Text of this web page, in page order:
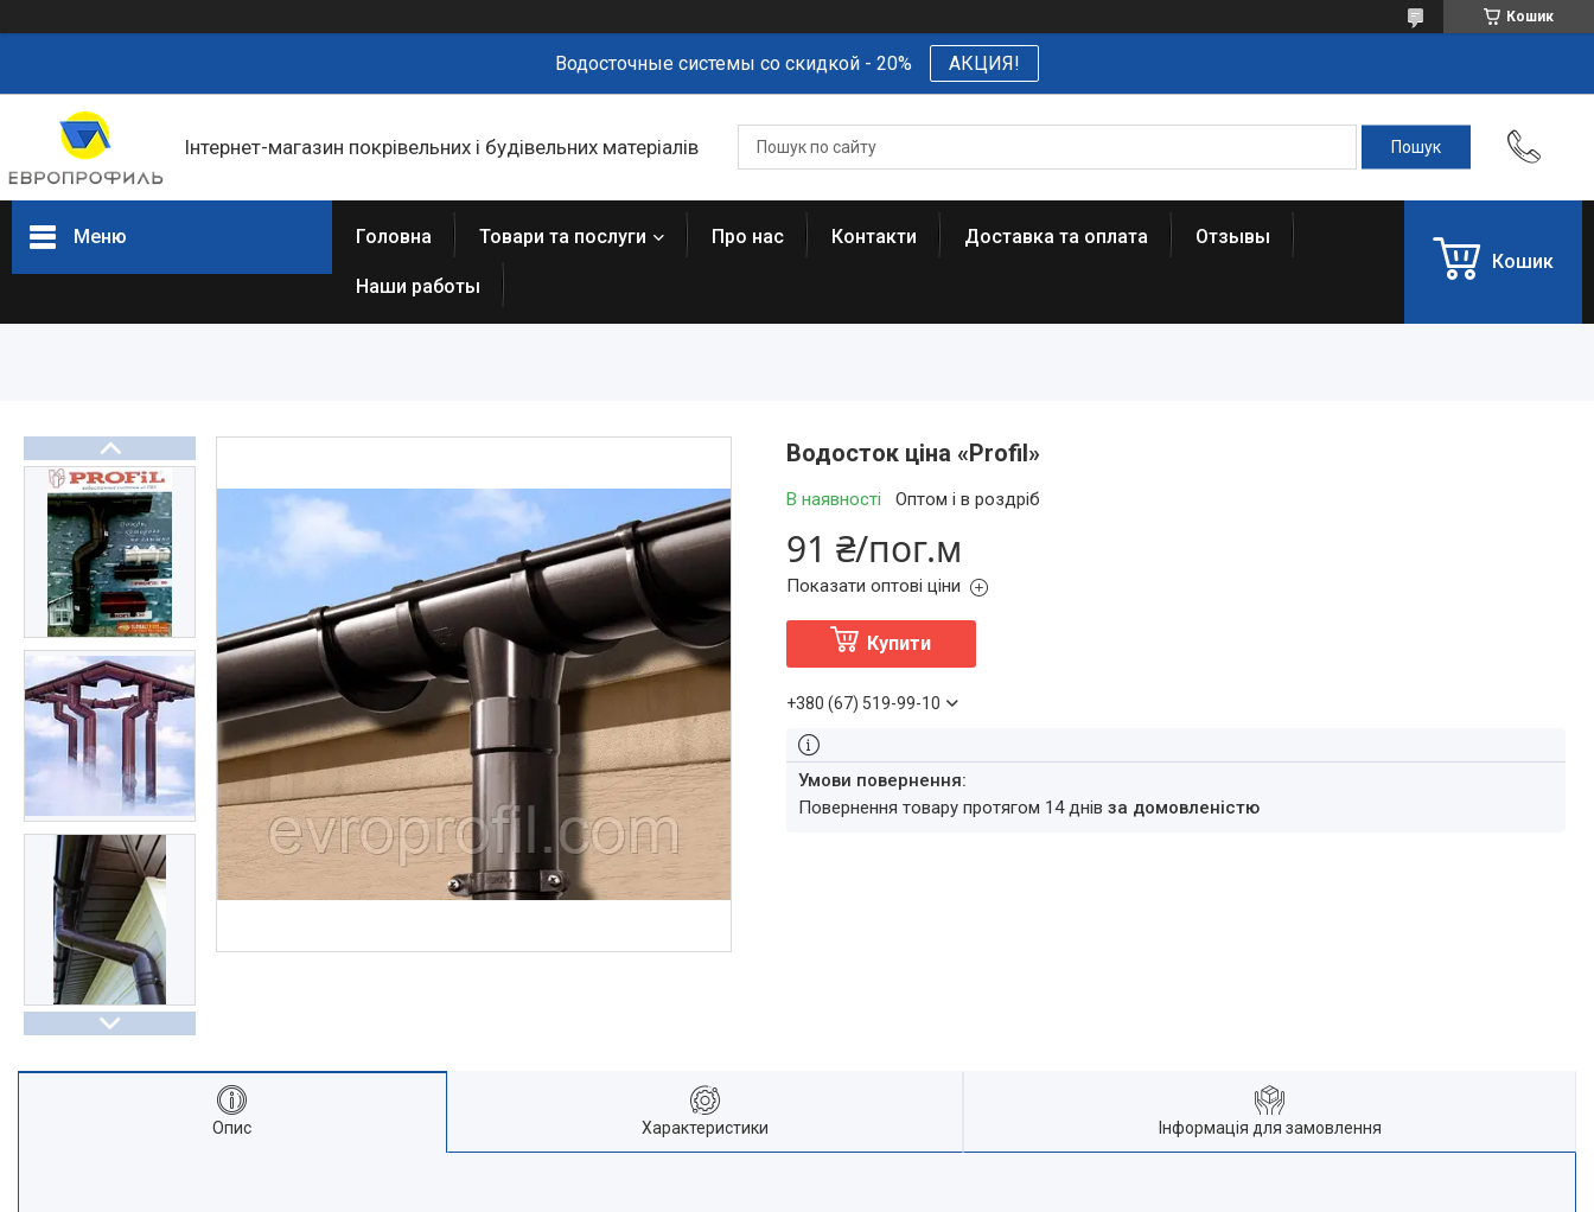
Кошик
Водосточные системы со скидкой - 20% АКЦИЯ!
Інтернет-магазин покрівельних і будівельних матеріалів
Меню
Фотогалерея
Представництва та філіали
Головна Товари та послуги Про нас Контакти Доставка та оплата Отзывы
Наши работы
Кошик
Водосток ціна «Profil»
В наявності Оптом і в роздріб
91 ₴/пог.м
Показати оптові ціни
Купити
+380 (67) 519-99-10
повернення товару протягом 14 днів за домовленістю
Опис Характеристики Інформація для замовлення